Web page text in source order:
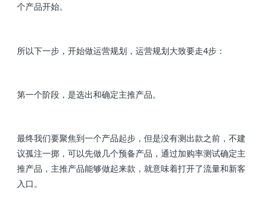
个产品开始。
所以下一步，开始做运营规划，运营规划大致要走4步：
第一个阶段，是选出和确定主推产品。
最终我们要聚焦到一个产品起步，但是没有测出款之前，不建
议孤注一掷，可以先做几个预备产品，通过加购率测试确定主
推产品，主推产品能够做起来款，就意味着打开了流量和新客
入口。